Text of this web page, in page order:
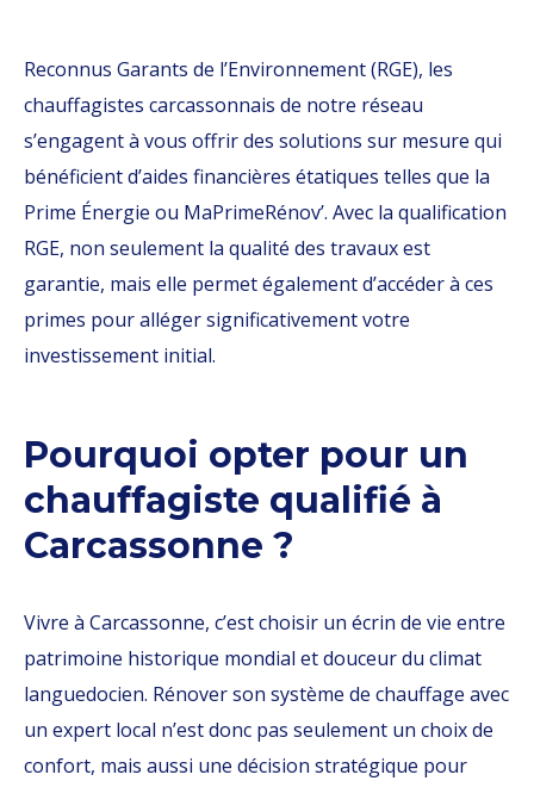
Reconnus Garants de l’Environnement (RGE), les
chauffagistes carcassonnais de notre réseau
s’engagent à vous offrir des solutions sur mesure qui
bénéficient d’aides financières étatiques telles que la
Prime Énergie ou MaPrimeRénov’. Avec la qualification
RGE, non seulement la qualité des travaux est
garantie, mais elle permet également d’accéder à ces
primes pour alléger significativement votre
investissement initial.
Pourquoi opter pour un
chauffagiste qualifié à
Carcassonne ?
Vivre à Carcassonne, c’est choisir un écrin de vie entre
patrimoine historique mondial et douceur du climat
languedocien. Rénover son système de chauffage avec
un expert local n’est donc pas seulement un choix de
confort, mais aussi une décision stratégique pour